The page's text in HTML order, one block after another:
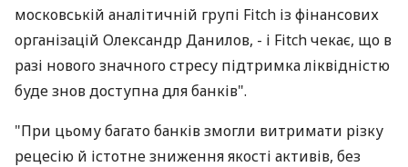
московській аналітичній групі Fitch із фінансових
організацій Олександр Данилов, - і Fitch чекає, що в
разі нового значного стресу підтримка ліквідністю
буде знов доступна для банків".
"При цьому багато банків змогли витримати різку
рецесію й істотне зниження якості активів, без